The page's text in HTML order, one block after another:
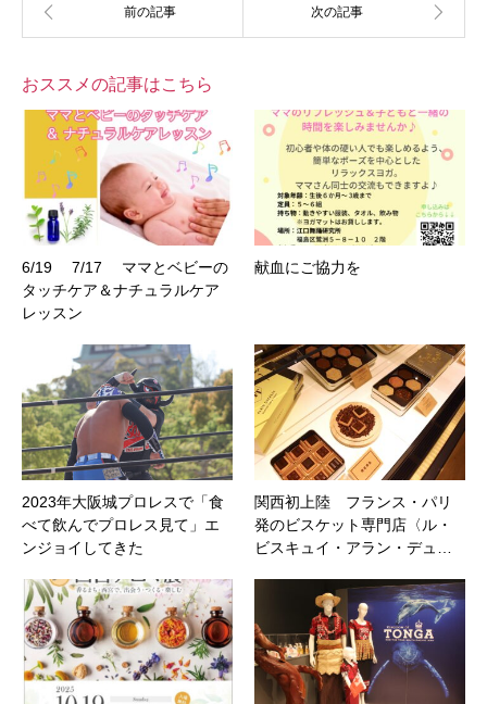
おススメの記事はこちら
6/19 7/17 ママとベビーの
タッチケア＆ナチュラルケア
レッスン
献血にご協力を
2023年大阪城プロレスで「食
べて飲んでプロレス見て」エ
ンジョイしてきた
関西初上陸 フランス・パリ
発のビスケット専⾨店〈ル・
ビスキュイ・アラン・デュ…